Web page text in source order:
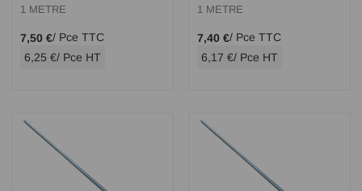
1 METRE
7,50 €/ Pce TTC
6,25 €/ Pce HT
1 METRE
7,40 €/ Pce TTC
6,17 €/ Pce HT